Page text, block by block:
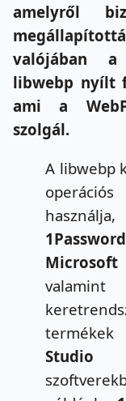
amelyről
valójában a
libwebp nyílt
ami a
szolgál.
A libwebp
1Password
Microsoft
Studio